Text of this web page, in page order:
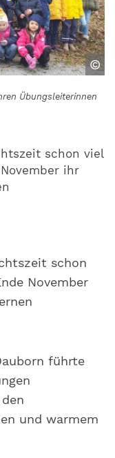
©
Übungsleiterinnen
schon viel
ihr
schon
November
führte
und warmem